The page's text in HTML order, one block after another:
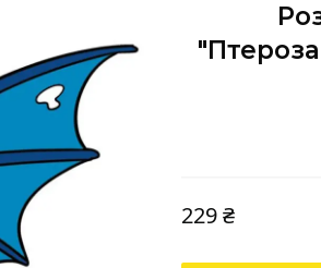
229 ₴